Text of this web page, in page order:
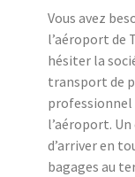
Vous avez
l’aéroport de
hésiter la
transport de
l’aéroport.
d’arriver en
bagages au